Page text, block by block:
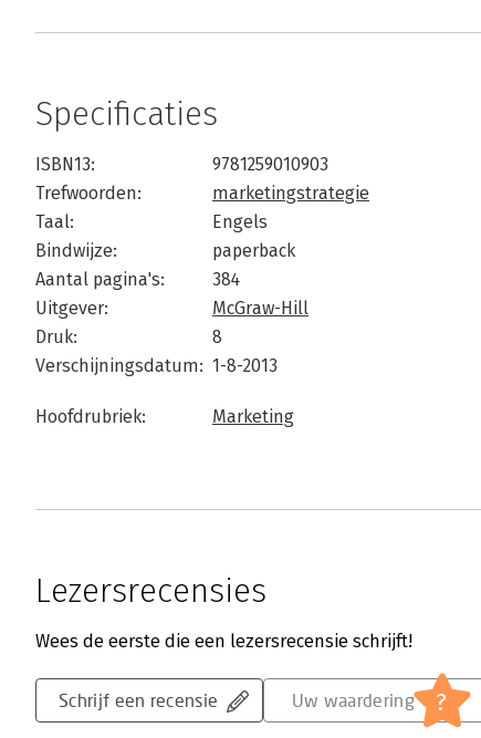
Specificaties
ISBN13:
9781259010903
Trefwoorden:
marketingstrategie
Taal:
Engels
Bindwijze:
paperback
Aantal pagina's:
384
Uitgever:
McGraw-Hill
Druk:
8
Verschijningsdatum: 1-8-2013
Hoofdrubriek: Marketing
Lezersrecensies
Wees de eerste die een lezersrecensie schrijft!
Schrijf een recensie Uw waardering ?